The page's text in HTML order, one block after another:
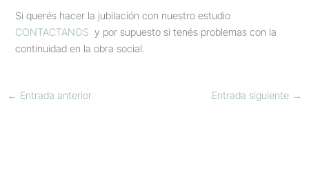
Si querés hacer la jubilación con nuestro estudio
CONTACTANOS y por supuesto si tenés problemas con la
continuidad en la obra social.
← Entrada anterior Entrada siguiente →